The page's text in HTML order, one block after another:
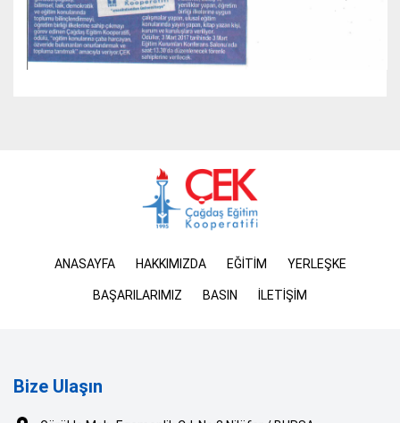
ANASAYFA HAKKIMIZDA EĞİTİM YERLEŞKE
BAŞARILARIMIZ BASIN İLETİŞİM
Bize Ulaşın